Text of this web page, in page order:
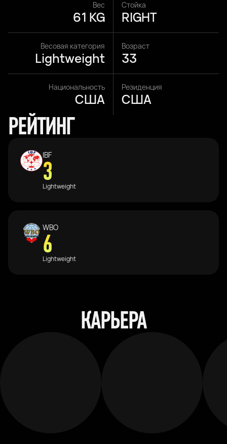
Вес
61 KG
Стойка
RIGHT
Весовая категория
Lightweight
Возраст
33
Национальность
США
Резиденция
США
РЕЙТИНГ
IBF
3
Lightweight
WBO
6
Lightweight
КАРЬЕРА